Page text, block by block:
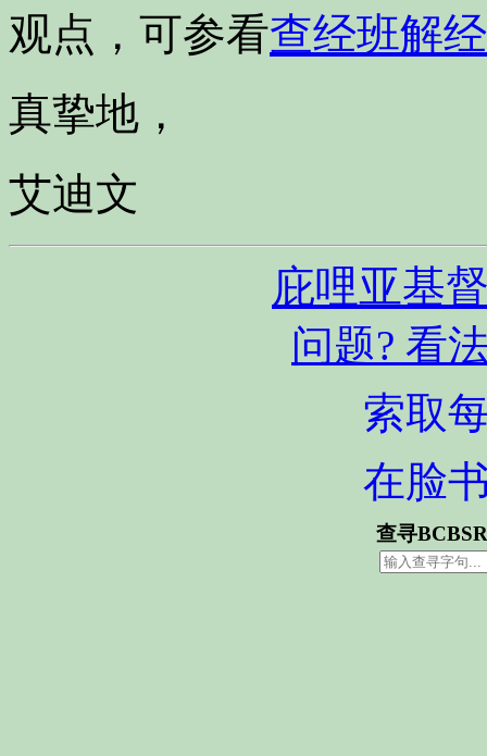
观点，可参看查经班解经
真挚地，
艾迪文
庇哩亚基
问题? 看
索取
在脸
查寻